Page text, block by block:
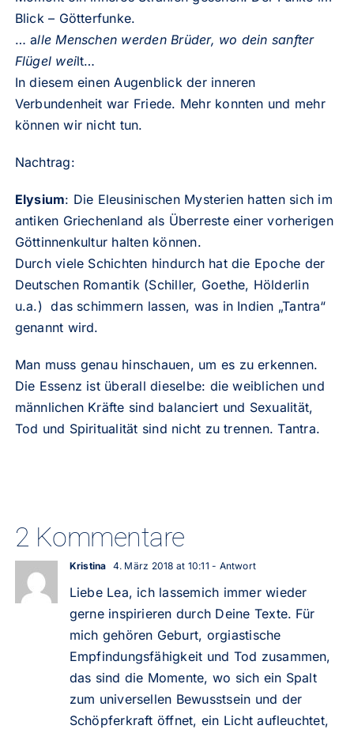
Blick – Götterfunke.
… alle Menschen werden Brüder, wo dein sanfter
Flügel weilt…
In diesem einen Augenblick der inneren
Verbundenheit war Friede. Mehr konnten und mehr
können wir nicht tun.
Nachtrag:
Elysium: Die Eleusinischen Mysterien hatten sich im
antiken Griechenland als Überreste einer vorherigen
Göttinnenkultur halten können.
Durch viele Schichten hindurch hat die Epoche der
Deutschen Romantik (Schiller, Goethe, Hölderlin
u.a.) das schimmern lassen, was in Indien „Tantra“
genannt wird.
Man muss genau hinschauen, um es zu erkennen.
Die Essenz ist überall dieselbe: die weiblichen und
männlichen Kräfte sind balanciert und Sexualität,
Tod und Spiritualität sind nicht zu trennen. Tantra.
2 Kommentare
Kristina 4. März 2018 at 10:11 - Antwort
Liebe Lea, ich lassemich immer wieder
gerne inspirieren durch Deine Texte. Für
mich gehören Geburt, orgiastische
Empfindungsfähigkeit und Tod zusammen,
das sind die Momente, wo sich ein Spalt
zum universellen Bewusstsein und der
Schöpferkraft öffnet, ein Licht aufleuchtet,